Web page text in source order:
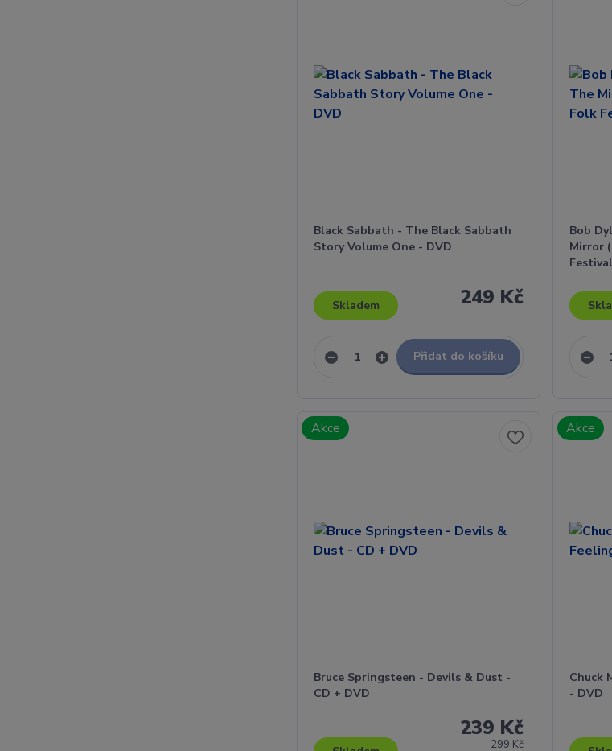
Black Sabbath - The Black Sabbath
Story Volume One - DVD
249 Kč
Skladem
Přidat do košíku
Bob
Mirror
Akce
Bruce Springsteen - Devils & Dust -
CD + DVD
299 Kč
239 Kč
Akce
Chuck
- DVD